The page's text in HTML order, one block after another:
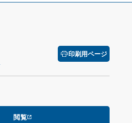
印刷用ページ
閲覧